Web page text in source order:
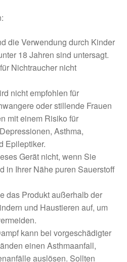
die Verwendung durch Kinder
18 Jahren sind untersagt.
Nichtraucher nicht
nicht empfohlen für
oder stillende Frauen
mit einem Risiko für
Asthma,
Epileptiker.
Gerät nicht, wenn Sie
in Ihrer Nähe puren Sauerstoff
das Produkt außerhalb der
und Haustieren auf, um
kann bei vorgeschädigter
einen Asthmaanfall,
auslösen. Sollten